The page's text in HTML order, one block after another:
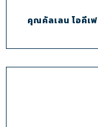
คุณคัลเลน โอคีเฟ